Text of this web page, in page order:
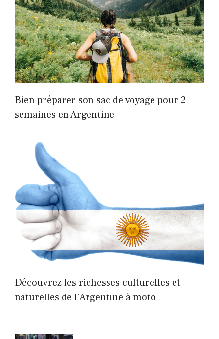
Bien préparer son sac de voyage pour 2
semaines en Argentine
Découvrez les richesses culturelles et
naturelles de l’Argentine à moto